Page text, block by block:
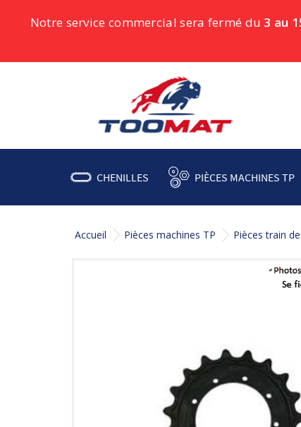
Notre service commercial sera fermé du 3 au
CHENILLES PIÈCES MACHINES TP
Accueil Pièces machines TP Pièces train